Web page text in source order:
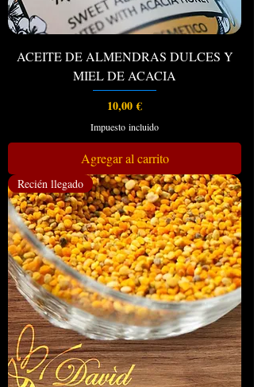
ACEITE DE ALMENDRAS DULCES Y
MIEL DE ACACIA
Precio
10,00 €
Impuesto incluido
Agregar al carrito
Recién llegado